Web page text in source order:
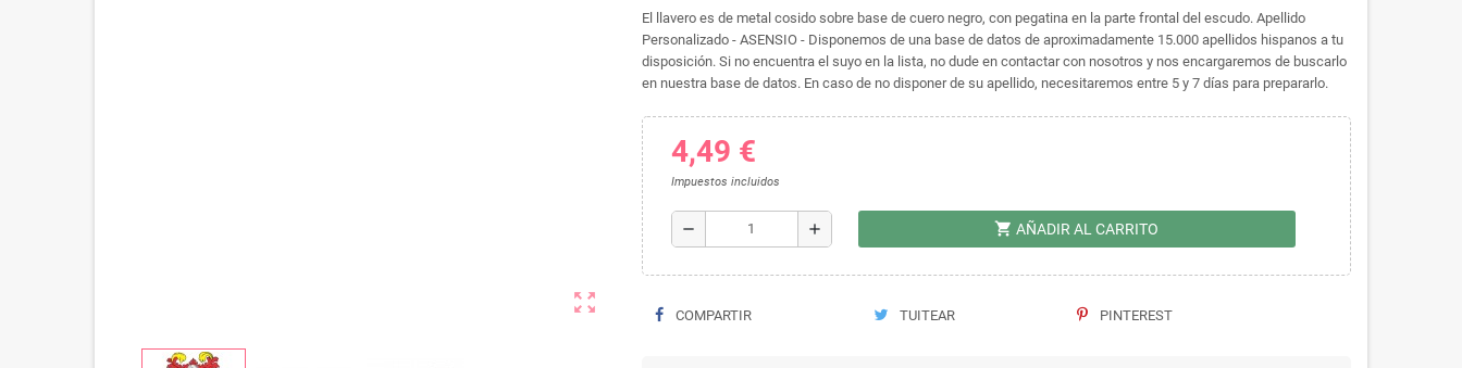
zoom_out_map
El llavero es de metal cosido sobre base de cuero negro, con pegatina en la parte frontal del escudo. Apellido
Personalizado - ASENSIO - Disponemos de una base de datos de aproximadamente 15.000 apellidos hispanos a tu
disposición. Si no encuentra el suyo en la lista, no dude en contactar con nosotros y nos encargaremos de buscarlo
en nuestra base de datos. En caso de no disponer de su apellido, necesitaremos entre 5 y 7 días para prepararlo.
4,49 €
Impuestos incluidos
remove add shopping_cart AÑADIR AL CARRITO
COMPARTIR TUITEAR PINTEREST